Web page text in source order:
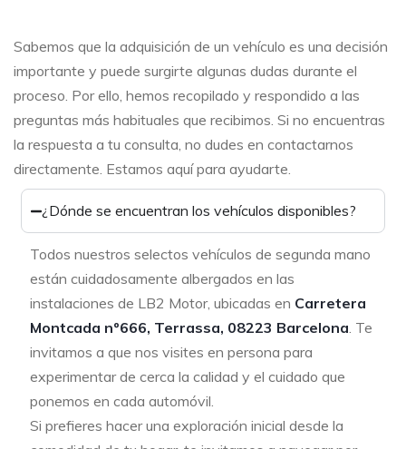
Sabemos que la adquisición de un vehículo es una decisión
importante y puede surgirte algunas dudas durante el
proceso. Por ello, hemos recopilado y respondido a las
preguntas más habituales que recibimos. Si no encuentras
la respuesta a tu consulta, no dudes en contactarnos
directamente. Estamos aquí para ayudarte.
¿Dónde se encuentran los vehículos disponibles?
Todos nuestros selectos vehículos de segunda mano
están cuidadosamente albergados en las
instalaciones de LB2 Motor, ubicadas en Carretera
Montcada nº666, Terrassa, 08223 Barcelona. Te
invitamos a que nos visites en persona para
experimentar de cerca la calidad y el cuidado que
ponemos en cada automóvil.
Si prefieres hacer una exploración inicial desde la